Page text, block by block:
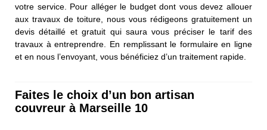
votre service. Pour alléger le budget dont vous devez allouer
aux travaux de toiture, nous vous rédigeons gratuitement un
devis détaillé et gratuit qui saura vous préciser le tarif des
travaux à entreprendre. En remplissant le formulaire en ligne
et en nous l’envoyant, vous bénéficiez d’un traitement rapide.
Faites le choix d’un bon artisan
couvreur à Marseille 10